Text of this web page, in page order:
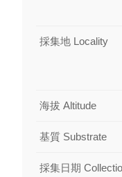
採集地 Locality
海拔 Altitude
基質 Substrate
採集日期